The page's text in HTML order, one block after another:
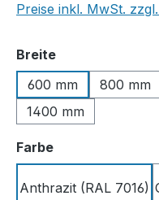
Preise inkl. MwSt.
Breiteauswählen
600 mm
800 mm
1400 mm
Farbeauswählen
Anthrazit (RAL 7016)